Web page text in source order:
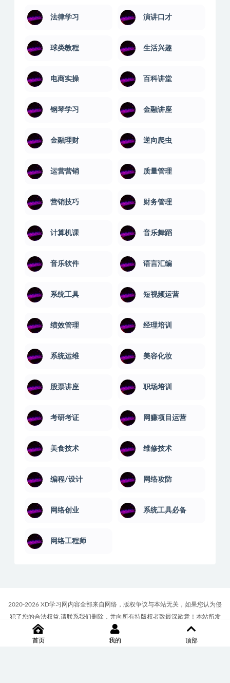
法律学习 演讲口才
球类教程 生活兴趣
电商实操 百科讲堂
钢琴学习 金融讲座
金融理财 逆向爬虫
运营营销 质量管理
营销技巧 财务管理
计算机课 音乐舞蹈
音乐软件 语言汇编
系统工具 短视频运营
绩效管理 经理培训
系统运维 美容化妆
股票讲座 职场培训
考研考证 网赚项目运营
美食技术 维修技术
编程/设计 网络攻防
网络创业 系统工具必备
网络工程师
2020-2026 XD学习网内容全部来自网络，版权争议与本站无关，如果您认为侵
犯了您的合法权益,请联系我们删除，并向所有持版权者致最深歉意！本站所发
布的一切学习教程、软件等资料仅限用于学习体验和研究目的；请自觉下载后
24小时内删除，如果您喜欢该资料，请支持正版！商务合作或版权联系邮箱
首页 我的 顶部